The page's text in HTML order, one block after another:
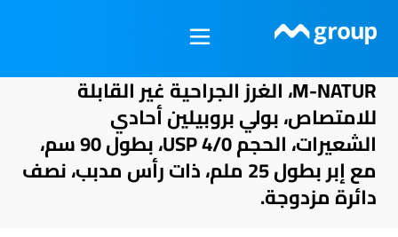
المحتوى
M-NATUR، الغرز الجراحية غير القابلة
للامتصاص، بولي بروبيلين أحادي
الشعيرات، الحجم USP 4/0، بطول 90 سم،
مع إبر بطول 25 ملم، ذات رأس مدبب، نصف
دائرة مزدوجة.